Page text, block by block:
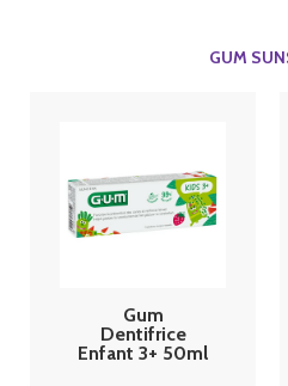
GUM
Gum
Dentifrice
Enfant 3+ 50ml